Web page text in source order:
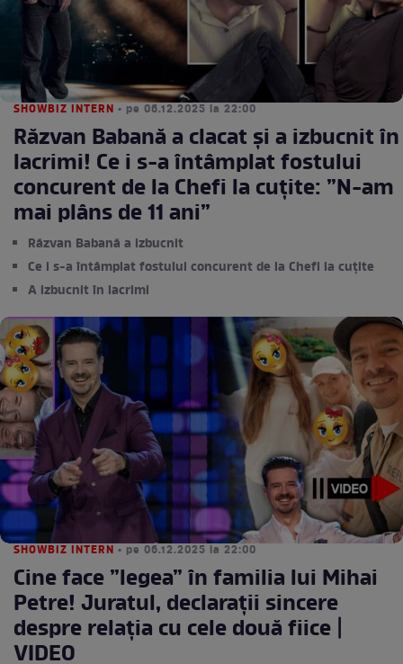
SHOWBIZ INTERN • pe 06.12.2025 la 22:00
Răzvan Babană a clacat și a izbucnit în
lacrimi! Ce i s-a întâmplat fostului
concurent de la Chefi la cuțite: ”N-am
mai plâns de 11 ani”
Răzvan Babană a izbucnit
Ce i s-a întâmplat fostului concurent de la Chefi la cuțite
A izbucnit în lacrimi
SHOWBIZ INTERN • pe 06.12.2025 la 22:00
Cine face ”legea” în familia lui Mihai
Petre! Juratul, declarații sincere
despre relația cu cele două fiice |
VIDEO